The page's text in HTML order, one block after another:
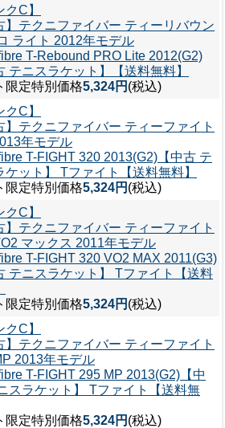
クC】
】テクニファイバー ティーリバウン
ライト 2012年モデル
T-Rebound PRO Lite 2012(G2)
テニスラケット】【送料無料】
限定特別価格5,324円 (税込)
クC】
】テクニファイバー ティーファイト
年モデル
T-FIGHT 320 2013(G2)【中古 テ
ケット】 Tファイト【送料無料】
限定特別価格5,324円 (税込)
クC】
】テクニファイバー ティーファイト
マックス 2011年モデル
T-FIGHT 320 VO2 MAX 2011(G3)
テニスラケット】 Tファイト【送料
限定特別価格5,324円 (税込)
クC】
】テクニファイバー ティーファイト
2013年モデル
T-FIGHT 295 MP 2013(G2)【中
スラケット】 Tファイト【送料無
限定特別価格5,324円 (税込)